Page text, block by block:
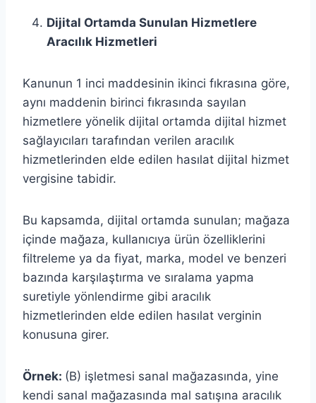
Dijital Ortamda Sunulan Hizmetlere
Aracılık Hizmetleri
Kanunun 1 inci maddesinin ikinci fıkrasına göre,
aynı maddenin birinci fıkrasında sayılan
hizmetlere yönelik dijital ortamda dijital hizmet
sağlayıcıları tarafından verilen aracılık
hizmetlerinden elde edilen hasılat dijital hizmet
vergisine tabidir.
Bu kapsamda, dijital ortamda sunulan; mağaza
içinde mağaza, kullanıcıya ürün özelliklerini
filtreleme ya da fiyat, marka, model ve benzeri
bazında karşılaştırma ve sıralama yapma
suretiyle yönlendirme gibi aracılık
hizmetlerinden elde edilen hasılat verginin
konusuna girer.
Örnek: (B) işletmesi sanal mağazasında, yine
kendi sanal mağazasında mal satışına aracılık